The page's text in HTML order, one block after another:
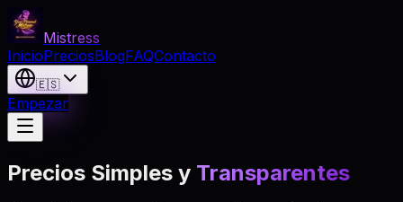
Mistress
InicioPreciosBlogFAQContacto
🇪🇸
Empezar
Precios Simples y Transparentes